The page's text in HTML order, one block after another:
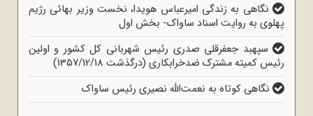
نگاهی به زندگی امیرعباس هویدا، نخست وزیر بهائی رژیم
پهلوی به روایت اسناد ساواک- بخش اول
سپهبد جعفرقلی صدری رئیس شهربانی کل کشور و اولین
رئیس کمیته مشترک ضدخرابکاری (درگذشت 1357/12/18)
نگاهی کوتاه به نعمت‌الله نصیری رئیس ساواک